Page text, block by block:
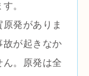
。
発がありま
故が起きなか
ん。原発は全